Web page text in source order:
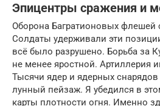
Эпицентры сражения и
Оборона Багратионовых флешей
Солдаты удерживали эти
всё было разрушено. Борьба за
не менее яростной. Артиллерия
Тысячи ядер и ядерных
лунный пейзаж. Я убедился в
карты плотности огня. Именно